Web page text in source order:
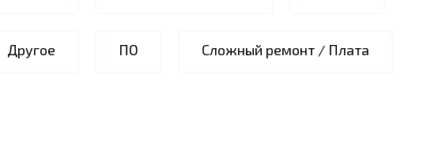
Другое ПО Сложный ремонт / Плата